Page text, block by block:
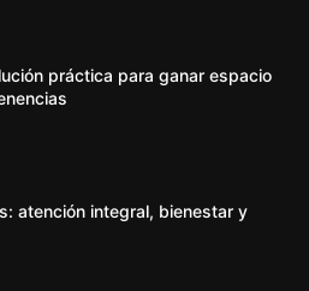
práctica para ganar espacio
atención integral, bienestar y